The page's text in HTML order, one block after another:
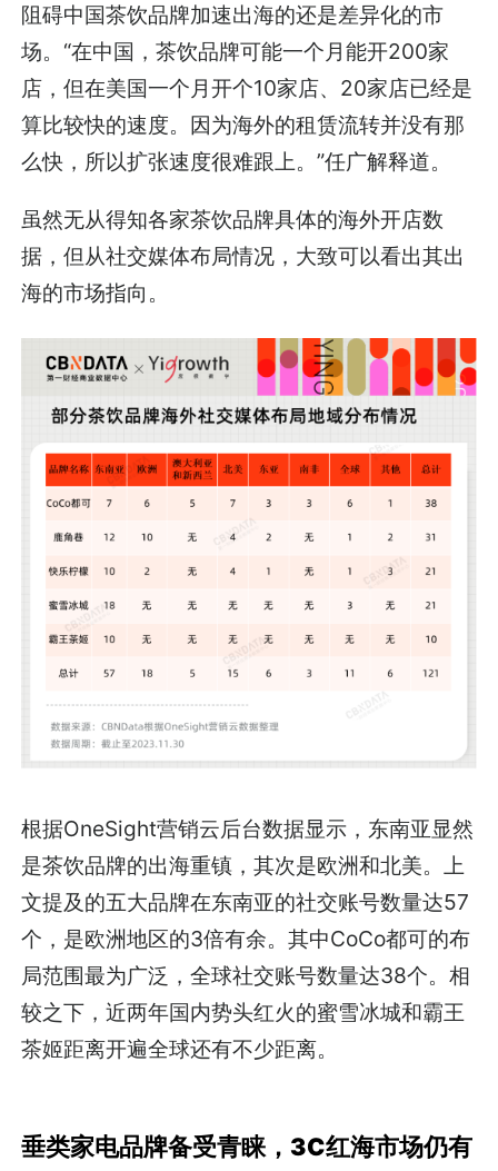
阻碍中国茶饮品牌加速出海的还是差异化的市
场。“在中国，茶饮品牌可能一个月能开200家
店，但在美国一个月开个10家店、20家店已经是
算比较快的速度。因为海外的租赁流转并没有那
么快，所以扩张速度很难跟上。”任广解释道。
虽然无从得知各家茶饮品牌具体的海外开店数
据，但从社交媒体布局情况，大致可以看出其出
海的市场指向。
根据OneSight营销云后台数据显示，东南亚显然
是茶饮品牌的出海重镇，其次是欧洲和北美。上
文提及的五大品牌在东南亚的社交账号数量达57
个，是欧洲地区的3倍有余。其中CoCo都可的布
局范围最为广泛，全球社交账号数量达38个。相
较之下，近两年国内势头红火的蜜雪冰城和霸王
茶姬距离开遍全球还有不少距离。
垂类家电品牌备受青睐，3C红海市场仍有